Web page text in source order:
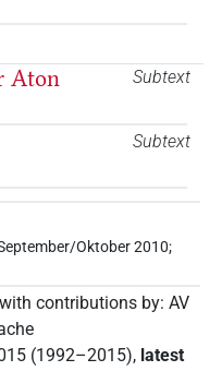
Subtext
Aton
Subtext
Oktober 2010;
with contributions by: AV
(1992–2015), latest